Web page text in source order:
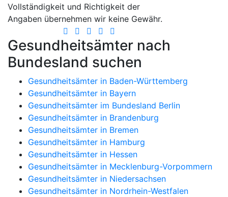
Vollständigkeit und Richtigkeit der
Angaben übernehmen wir keine Gewähr.
Gesundheitsämter nach
Bundesland suchen
Gesundheitsämter in Baden-Württemberg
Gesundheitsämter in Bayern
Gesundheitsämter im Bundesland Berlin
Gesundheitsämter in Brandenburg
Gesundheitsämter in Bremen
Gesundheitsämter in Hamburg
Gesundheitsämter in Hessen
Gesundheitsämter in Mecklenburg-Vorpommern
Gesundheitsämter in Niedersachsen
Gesundheitsämter in Nordrhein-Westfalen